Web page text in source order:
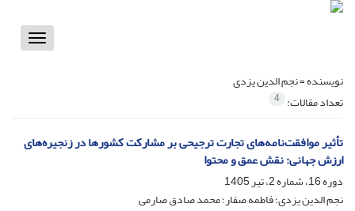
Toggle
نویسنده =نجم الدین یزدی
تعداد مقالات: 4
تأثیر موافقت‌نامه‌های تجارت ترجیحی بر مشارکت کشورها در زنجیره‌های
ارزش جهانی: نقش عمق و محتوا
دوره 16، شماره 2، تیر 1405
نجم الدین یزدی؛ فاطمه صفار؛ محمد صادق صارمی